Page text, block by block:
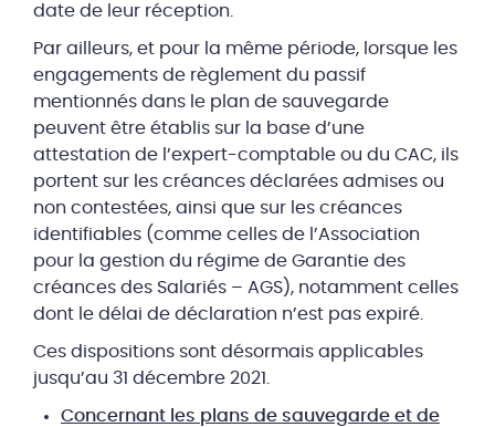
date de leur réception.
Par ailleurs, et pour la même période, lorsque les
engagements de règlement du passif
mentionnés dans le plan de sauvegarde
peuvent être établis sur la base d’une
attestation de l’expert-comptable ou du CAC, ils
portent sur les créances déclarées admises ou
non contestées, ainsi que sur les créances
identifiables (comme celles de l’Association
pour la gestion du régime de Garantie des
créances des Salariés – AGS), notamment celles
dont le délai de déclaration n’est pas expiré.
Ces dispositions sont désormais applicables
jusqu’au 31 décembre 2021.
Concernant les plans de sauvegarde et de